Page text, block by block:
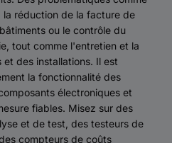
la réduction de la facture de
ou le contrôle du
tout comme l'entretien et la
des installations. Il est
la fonctionnalité des
électroniques et
fiables. Misez sur des
et de test, des testeurs de
compteurs de coûts